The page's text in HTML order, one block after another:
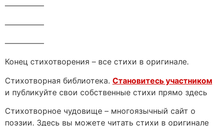
—————
—————
—————
Конец стихотворения – все стихи в оригинале.
Стихотворная библиотека. Становитесь участником
и публикуйте свои собственные стихи прямо здесь
Стихотворное чудовище – многоязычный сайт о
поэзии. Здесь вы можете читать стихи в оригинале